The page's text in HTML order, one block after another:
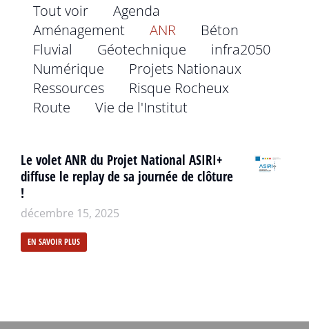
Tout voir
Agenda
Aménagement
ANR
Béton
Fluvial
Géotechnique
infra2050
Numérique
Projets Nationaux
Ressources
Risque Rocheux
Route
Vie de l'Institut
Le volet ANR du Projet National ASIRI+
diffuse le replay de sa journée de clôture
!
décembre 15, 2025
EN SAVOIR PLUS